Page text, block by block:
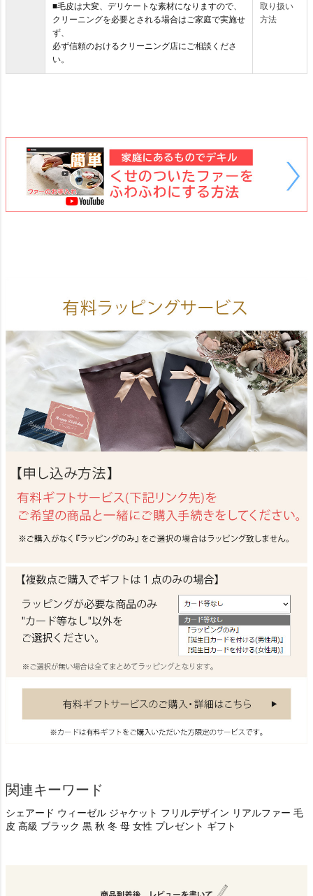
■毛皮は大変、デリケートな素材になりますので、
クリーニングを必要とされる場合はご家庭で実施せ
ず、
必ず信頼のおけるクリーニング店にご相談くださ
い。
取り扱い
方法
関連キーワード
シェアード ウィーゼル ジャケット フリルデザイン リアルファー 毛
皮 高級 ブラック 黒 秋 冬 母 女性 プレゼント ギフト